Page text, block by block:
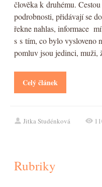
člověka k druhému.
podrobnosti, přidávají se
řekne nahlas, informace
s s tím, co bylo
pomluv jsou jedinci, muži,
Celý článek
Jitka Studénková
Rubriky